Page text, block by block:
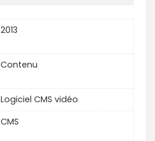
2013
Contenu
Logiciel CMS vidéo
CMS